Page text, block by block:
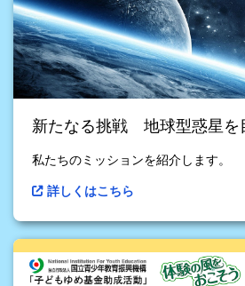
新たなる挑戦 地球型惑星を
私たちのミッションを紹介します。
詳しくはこちら